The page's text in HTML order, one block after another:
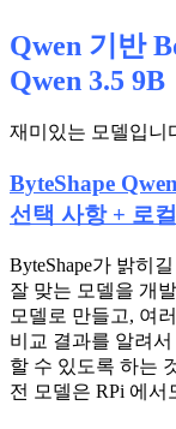
Qwen 기반
Qwen 3.5 9B
재미있는 모델입니
ByteShape
선택 사항 + 로
ByteShape가 밝히
잘 맞는 모델을 개
모델로 만들고, 여
비교 결과를 알려
할 수 있도록 하는
전 모델은 RPi 에서